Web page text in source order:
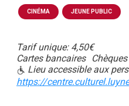
CINÉMA JEUNE PUBLIC
Tarif unique: 4,50€
Cartes bancaires
Chèques
Lieu accessible aux
https://